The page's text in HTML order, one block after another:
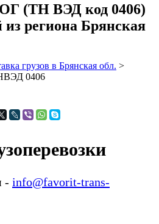
(ТН ВЭД код 0406)
региона Брянская
грузов в Брянская обл. >
0406
- info@favorit-trans-